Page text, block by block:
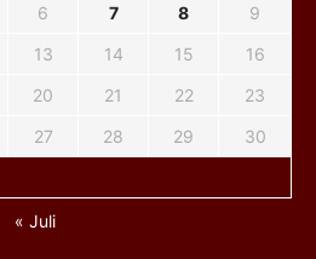
6 7 8
9
13 14 15
16
20 21 22
23
27 28 29
30
« Juli